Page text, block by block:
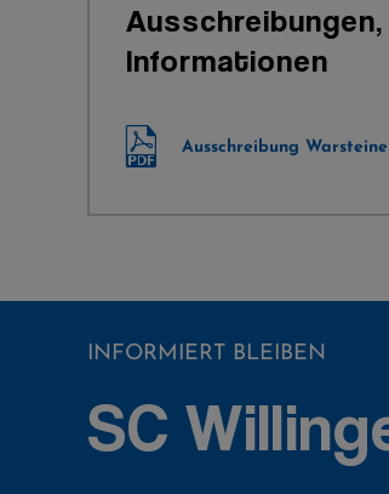
Informationen
Ausschreibung
INFORMIERT BLEIBEN
SC